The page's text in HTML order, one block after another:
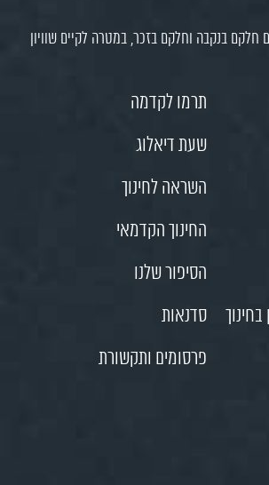
בנקבה וחלקם בזכר, במטרה לקיים שוויון
תרמו לקדמה
שעת דיאלוג
השראה לחינוך
החינוך הקדמאי
הסיפור שלנו
סדנאות
פרסומים ותקשורת